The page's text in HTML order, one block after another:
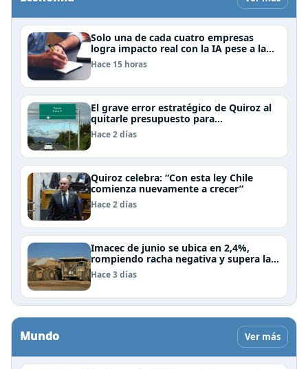
Solo una de cada cuatro empresas
logra impacto real con la IA pese a la
inversión, según el Foro Económico
Mundial
Hace 15 horas
El grave error estratégico de Quiroz al
quitarle presupuesto para
infraestructura vial del Biobío
Hace 2 días
Quiroz celebra: “Con esta ley Chile
comienza nuevamente a crecer”
Hace 2 días
Imacec de junio se ubica en 2,4%,
rompiendo racha negativa y supera las
expectativas
Hace 3 días
Mundo Ver más